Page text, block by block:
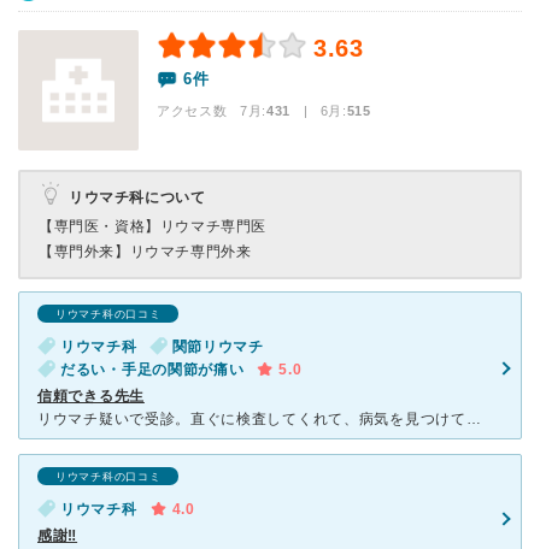
3.63
6件
アクセス数 7月:431 | 6月:515
リウマチ科について
【専門医・資格】
リウマチ専門医
【専門外来】
リウマチ専門外来
リウマチ科の口コミ
リウマチ科
関節リウマチ
だるい・手足の関節が痛い
5.0
信頼できる先生
リウマチ疑いで受診。直ぐに検査してくれて、病気を見つけてくれました。患者が動く病院ではなく、先生が動く病院です。先生が一人しかいないので混んでますが、関節注射の痛みもなく、不安もその都度解消してくれま
リウマチ科の口コミ
リウマチ科
4.0
感謝‼